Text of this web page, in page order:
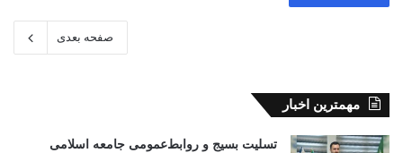
صفحه بعدی
مهمترین اخبار
تسلیت بسیج و روابط‌عمومی جامعه اسلامی